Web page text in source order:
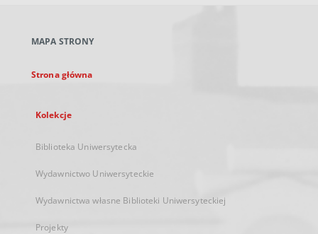
karcie
MAPA STRONY
Strona główna
Kolekcje
Biblioteka Uniwersytecka
Wydawnictwo Uniwersyteckie
Wydawnictwa własne Biblioteki Uniwersyteckiej
Projekty